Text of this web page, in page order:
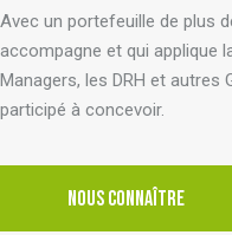
Avec un portefeuille de plus
accompagne et qui applique
Managers, les DRH et
participé à concevoir.
NOUS CONNAÎTRE